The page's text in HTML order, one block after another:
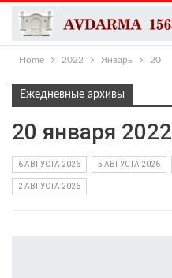
Home 2022 Январь 20
Ежедневные архивы
20 января 2022
6 АВГУСТА 2026 5 АВГУСТА 2026
2 АВГУСТА 2026